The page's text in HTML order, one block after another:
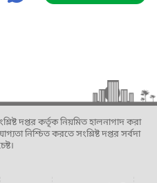
দপ্তর কর্তৃক নিয়মিত হালনাগাদ করা
নিশ্চিত করতে সংশ্লিষ্ট দপ্তর সর্বদা